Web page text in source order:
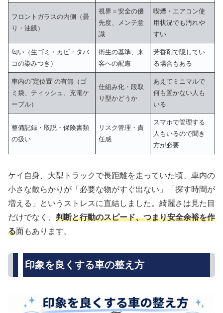
フロントガラスの内側（曇
り・油膜）
視界＝安全の優
先度、メンテ意
識
喫煙・エアコン使
用状況でも汚れや
すい
匂い（生ゴミ・カビ・タバ
コの染みつき）
衛生の基準、来
客への配慮
芳香剤で隠してい
る場合もある
車内の“定位置”の有無（ゴ
ミ袋、ティッシュ、充電ケ
ーブル）
仕組み化・段取
り型かどうか
あえてミニマルで
何も置かない人も
いる
整備記録・取説・保険書類
の扱い
リスク管理・責
任感
スマホで管理する
人もいるので聞き
方が必要
ケイ自身、大型トラックで長距離を走っていた頃、車内の
小さな散らかりが「必要な物がすぐ出ない」「探す時間が
増える」というストレスに直結しました。綺麗さは見た目
だけでなく、 判断と行動のスピード、つまり安全余裕を作
る面もあります。
印象を良くする車の整え方